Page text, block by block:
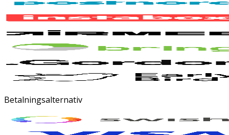
Betalningsalternativ